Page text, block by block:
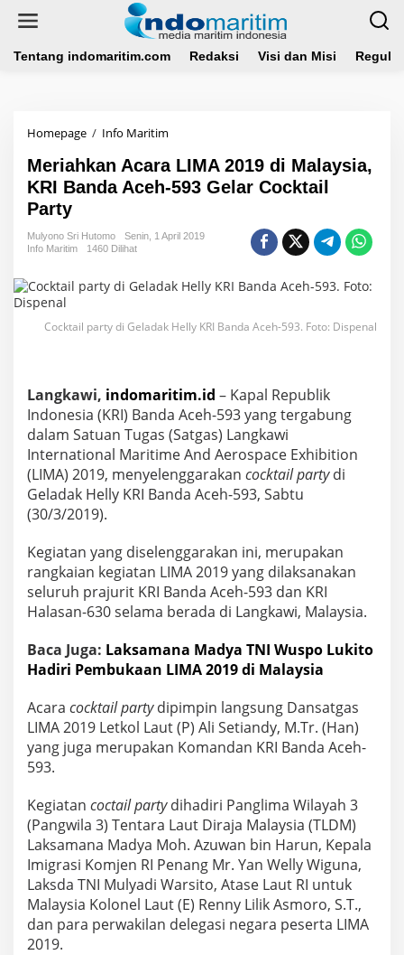
Tentang indomaritim.com Redaksi Visi dan Misi
Homepage / Info Maritim
r
a
k
a
A
c
r
M
A
2
0
1
9
d
l
a
y
s
i
,
K
I
B
a
n
A
c
e
h
-
5
9
3
G
Meriahkan Acara LIMA 2019 di Malaysia,
KRI Banda Aceh-593 Gelar Cocktail
Party
Mulyono Sri Hutomo
Senin, 1 April 2019
Info Maritim
1460 Dilihat
Cocktail party di Geladak Helly KRI Banda Aceh-593. Foto: Dispenal
Langkawi, indomaritim.id – Kapal Republik
Indonesia (KRI) Banda Aceh-593 yang tergabung
dalam Satuan Tugas (Satgas) Langkawi
International Maritime And Aerospace Exhibition
(LIMA) 2019, menyelenggarakan cocktail partydi
Geladak Helly KRI Banda Aceh-593, Sabtu
(30/3/2019).
Kegiatan yang diselenggarakan ini, merupakan
rangkaian kegiatan LIMA 2019 yang dilaksanakan
seluruh prajurit KRI Banda Aceh-593 dan KRI
Halasan-630 selama berada di Langkawi, Malaysia.
Baca Juga: Laksamana Madya TNI Wuspo Lukito
Hadiri Pembukaan LIMA 2019 di Malaysia
Acara cocktail partydipimpin langsung Dansatgas
LIMA 2019 Letkol Laut (P) Ali Setiandy, M.Tr. (Han)
yang juga merupakan Komandan KRI Banda Aceh-
593.
Kegiatan coctail partydihadiri Panglima Wilayah 3
(Pangwila 3) Tentara Laut Diraja Malaysia (TLDM)
Laksamana Madya Moh. Azuwan bin Harun, Kepala
Imigrasi Komjen RI Penang Mr. Yan Welly Wiguna,
Laksda TNI Mulyadi Warsito, Atase Laut RI untuk
Malaysia Kolonel Laut (E) Renny Lilik Asmoro, S.T.,
dan para perwakilan delegasi negara peserta LIMA
2019.